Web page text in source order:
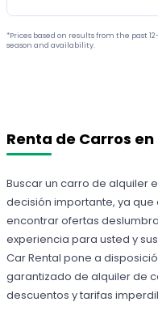
*Prices based on results from the past
season and availability.
Renta de Carros
Buscar un carro de alquiler
decisión importante, ya
encontrar ofertas
experiencia para usted y
Car Rental pone a
garantizado de alquiler de
descuentos y tarifas